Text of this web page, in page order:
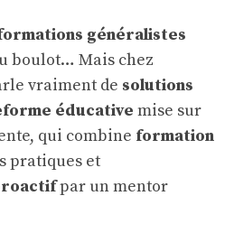
généralistes
boulot… Mais chez
vraiment de solutions
éducative mise sur
qui combine formation
pratiques et
par un mentor